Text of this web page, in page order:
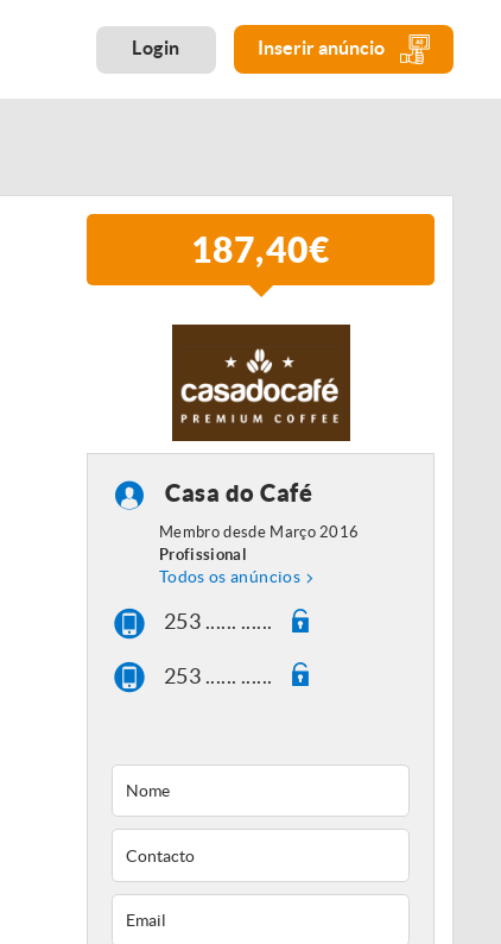
Login Inserir anúncio
187,40€
Casa do Café
Membro desde Março 2016
Profissional
Todos os anúncios
253 ...... ......
253 ...... ......